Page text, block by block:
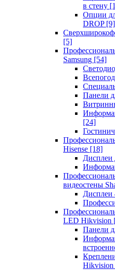
в стену
Опции
DROP [9]
[5]
Samsung [54]
Панели
[24]
Hisense [18]
Дисплеи
видеостены
Дисплеи
LED Hikvision
Панели
Hikvision